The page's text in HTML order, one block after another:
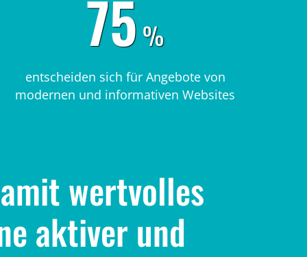
75%
entscheiden sich für Angebote von
modernen und informativen Websites
wertvolles
aktiver und